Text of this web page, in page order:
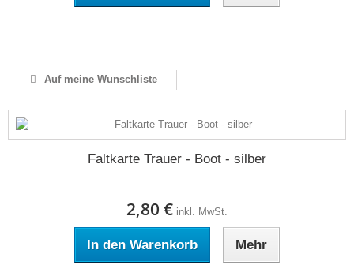
Auf meine Wunschliste
Faltkarte Trauer - Boot - silber
2,80 € inkl. MwSt.
In den Warenkorb Mehr